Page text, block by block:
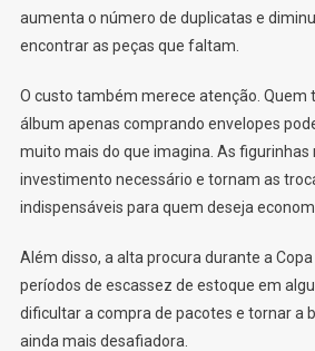
aumenta o número de duplicatas e
encontrar as peças que faltam.
O custo também merece atenção. Quem
álbum apenas comprando envelopes
muito mais do que imagina. As figurinhas
investimento necessário e tornam as
indispensáveis para quem deseja
Além disso, a alta procura durante a
períodos de escassez de estoque em
dificultar a compra de pacotes e tornar a
ainda mais desafiadora.